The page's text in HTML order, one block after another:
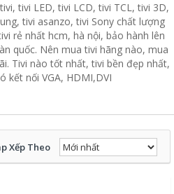
tivi LED, tivi LCD, tivi TCL, tivi 3D,
tivi asanzo, tivi Sony chất lượng
rẻ nhất hcm, hà nội, bảo hành lên
quốc. Nên mua tivi hãng nào, mua
Tivi nào tốt nhất, tivi bền đẹp nhất,
kết nối VGA, HDMI,DVI
Xếp Theo